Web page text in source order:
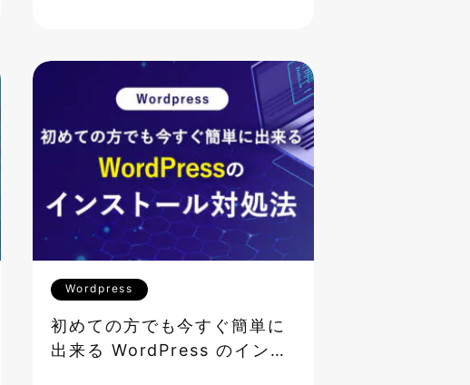
Wordpress
初めての方でも今すぐ簡単に
出来る WordPress のインス